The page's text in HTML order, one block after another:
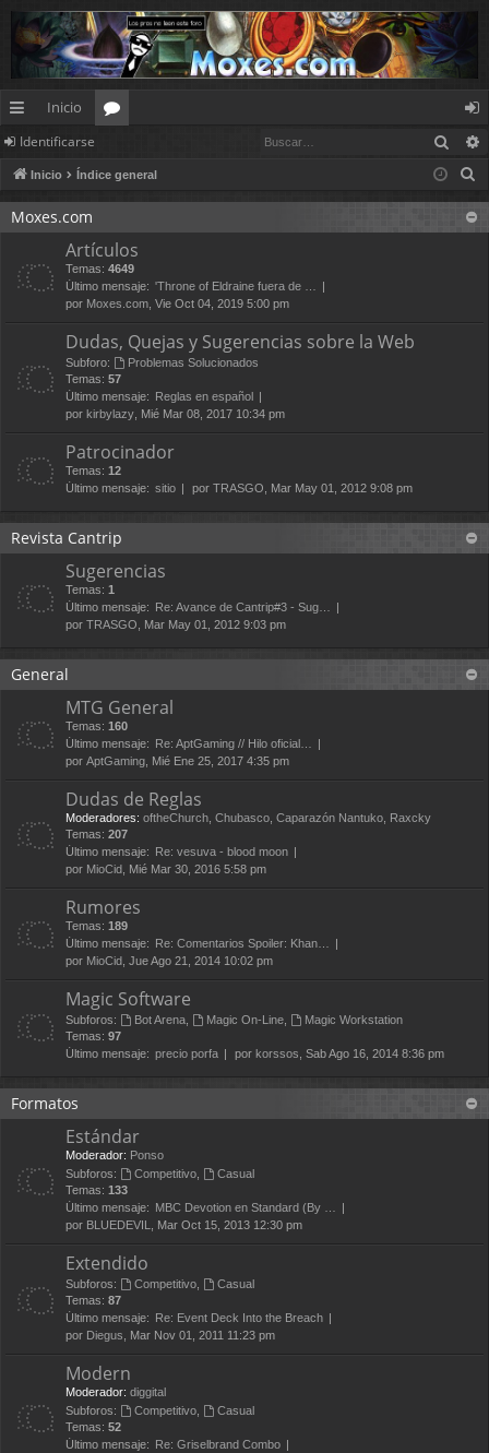
nl
ac
es
pi
d
Inicio
os
de
nt
ifi
e
Identificarse
Inicio Índice general
Moxes.com
Artículos
Temas: 4649
Último mensaje: 'Throne of Eldraine fuera de …
por Moxes.com, Vie Oct 04, 2019 5:00 pm
Dudas, Quejas y Sugerencias sobre la Web
Subforo:
Problemas Solucionados
Temas: 57
Último mensaje:
Reglas en español
por kirbylazy, Mié Mar 08, 2017 10:34 pm
Patrocinador
Temas: 12
Último mensaje: sitio por TRASGO, Mar May 01, 2012 9:08 pm
Revista Cantrip
Sugerencias
Temas: 1
Último mensaje:
Re: Avance de Cantrip#3 - Sug…
por TRASGO, Mar May 01, 2012 9:03 pm
General
MTG General
Temas: 160
Último mensaje:
Re: AptGaming // Hilo oficial…
por AptGaming, Mié Ene 25, 2017 4:35 pm
Dudas de Reglas
Moderadores: oftheChurch, Chubasco, Caparazón Nantuko, Raxcky
Temas: 207
Último mensaje:
Re: vesuva - blood moon
por MioCid, Mié Mar 30, 2016 5:58 pm
Rumores
Temas: 189
Último mensaje:
Re: Comentarios Spoiler: Khan…
por MioCid, Jue Ago 21, 2014 10:02 pm
Magic Software
Subforos: Bot Arena, Magic On-Line,
Magic Workstation
Temas: 97
Último mensaje: precio porfa por korssos, Sab Ago 16, 2014 8:36 pm
Formatos
Estándar
Moderador: Ponso
Subforos:
Competitivo,
Casual
Temas: 133
Último mensaje:
MBC Devotion en Standard (By …
por BLUEDEVIL, Mar Oct 15, 2013 12:30 pm
Extendido
Subforos: Competitivo,
Casual
Temas: 87
Último mensaje:
Re: Event Deck Into the Breach
por Diegus, Mar Nov 01, 2011 11:23 pm
Modern
Moderador: diggital
Subforos:
Competitivo,
Casual
Temas: 52
Último mensaje:
Re: Griselbrand Combo